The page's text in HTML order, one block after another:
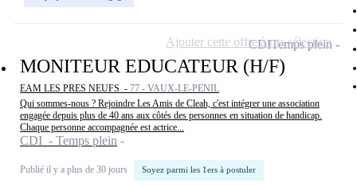
MONITEUR EDUCATEUR (H/F)
EAM LES PRES NEUFS - 77 - VAUX-LE-PENIL
Qui sommes-nous ? Rejoindre Les Amis de Cleah, c'est intégrer une association
engagée depuis plus de 40 ans aux côtés des personnes en situation de handicap.
Chaque personne accompagnée est actrice...
CDI - Temps plein
Publié il y a plus de 30 jours Soyez parmi les 1ers à postuler
CDITemps plein
Ajouter cette offre à ma sélection